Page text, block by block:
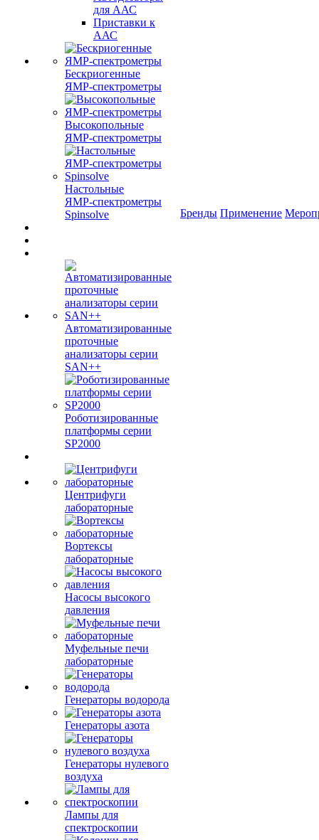
для ААС
Приставки к
ААС
Бескриогенные
ЯМР‑спектрометры
Высокопольные
ЯМР‑спектрометры
Настольные
ЯМР‑спектрометры
Spinsolve
Автоматизированные
проточные
анализаторы серии
SAN++
Роботизированные
платформы серии
SP2000
Центрифуги
лабораторные
Вортексы
лабораторные
Насосы высокого
давления
Муфельные печи
лабораторные
Генераторы водорода
Генераторы азота
Генераторы нулевого
воздуха
Лампы для
спектроскопии
Бренды Применение